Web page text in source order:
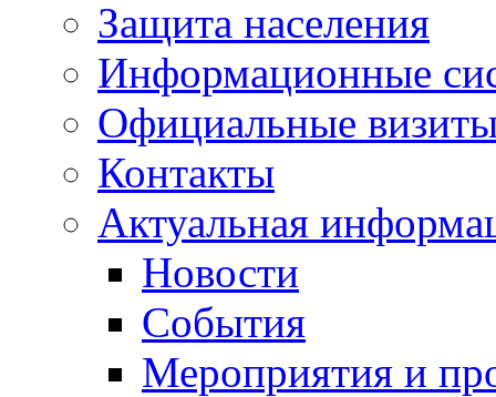
Защита населения
Информационные
Официальные
Контакты
Актуальная
Новости
События
Мероприятия и